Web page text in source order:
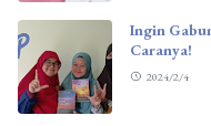
Ingin
Caranya!
2024/2/4